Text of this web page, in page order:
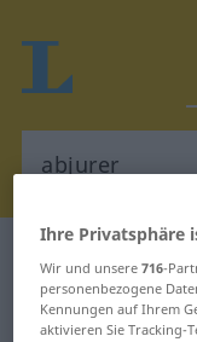
Ihre Privatsphäre
Wir und unsere716-
personenbezogene
Kennungen auf Ihrem
aktivieren Sie Tracking-